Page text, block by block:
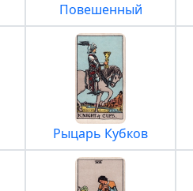
Повешенный
Рыцарь Кубков